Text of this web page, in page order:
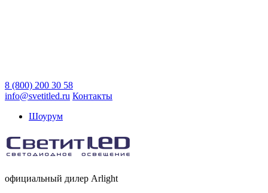
8 (800) 200 30 58
info@svetitled.ru Контакты
Шоурум
официальный дилер Arlight